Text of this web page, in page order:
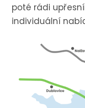
poté rádi
individuální